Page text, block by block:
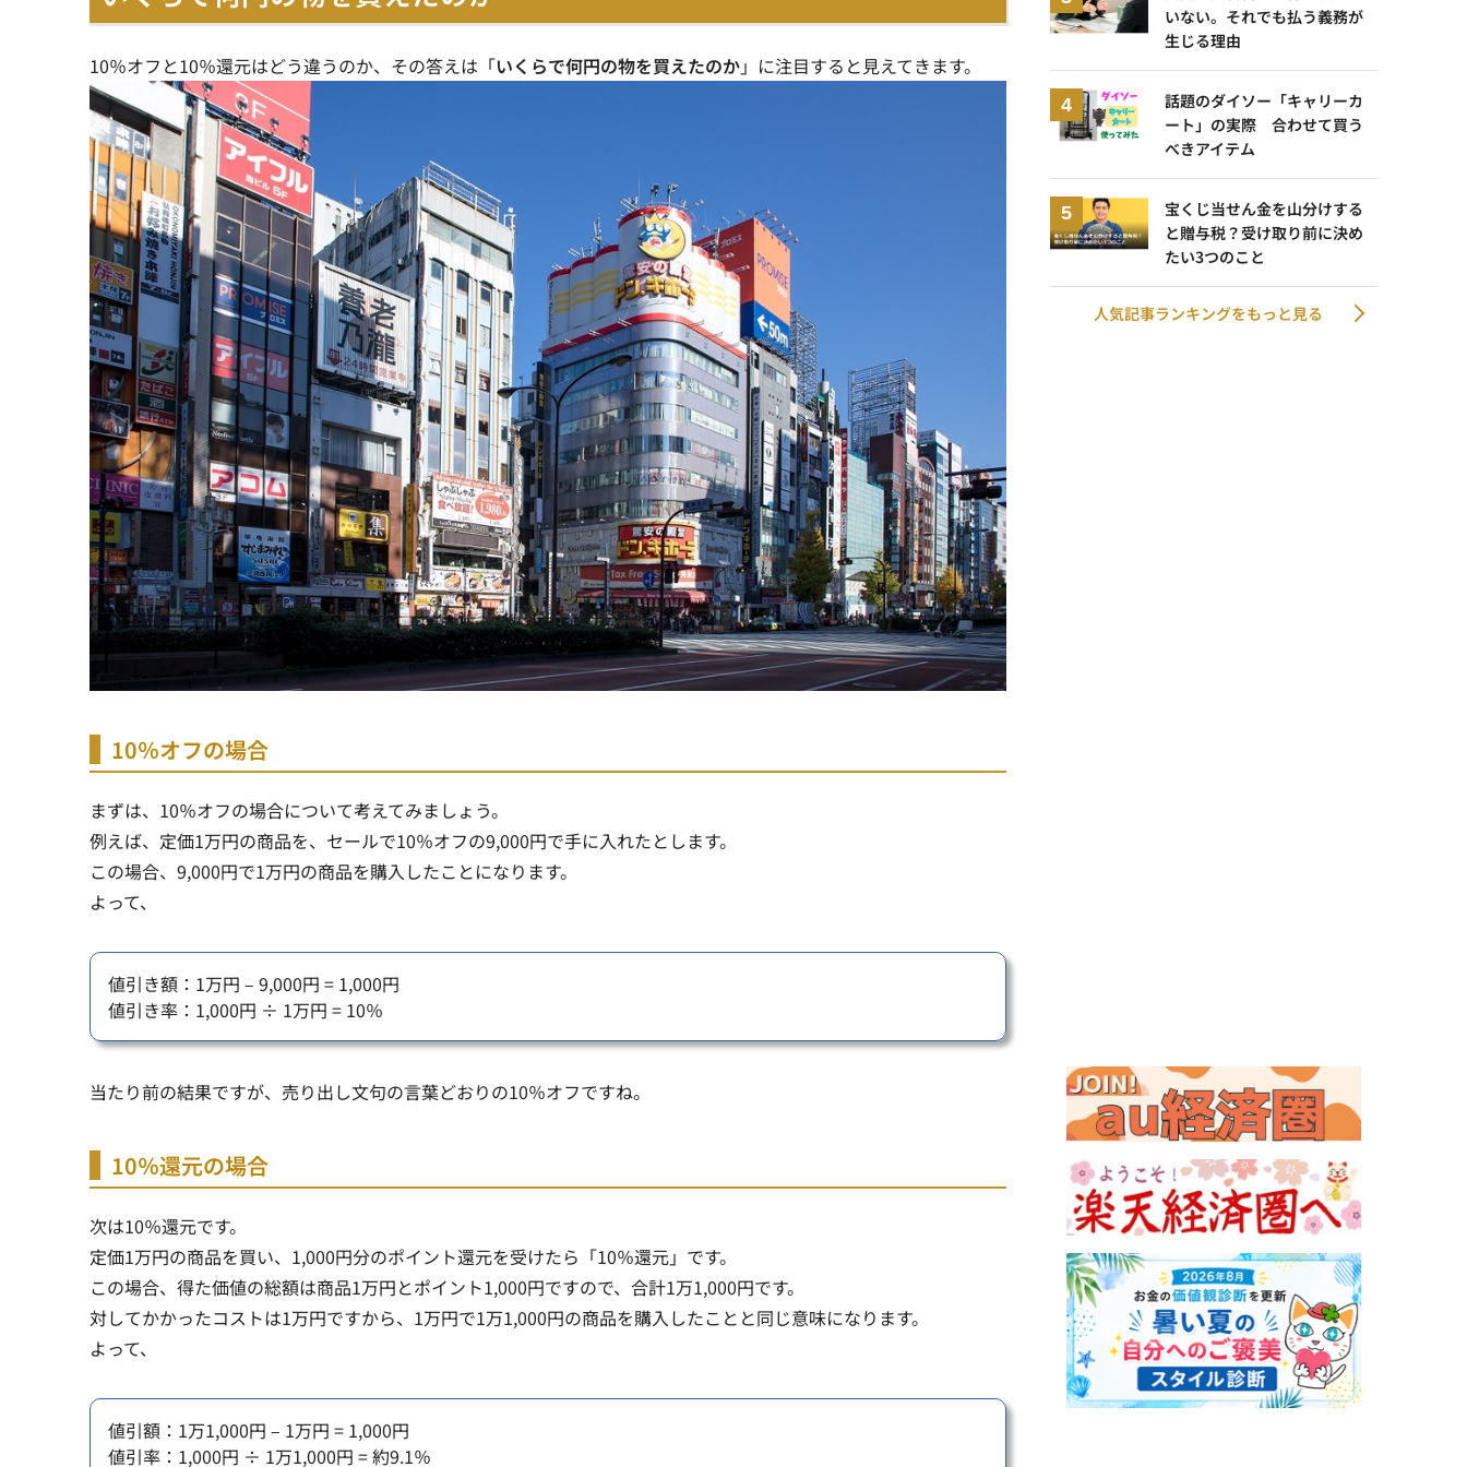
10％オフと10％還元はどう違うのか、その答えは「いくらで何円の物を買えたのか」に注目すると見えてきます。
10％オフの場合
まずは、10％オフの場合について考えてみましょう。
例えば、定価1万円の商品を、セールで10％オフの9,000円で手に入れたとします。
この場合、9,000円で1万円の商品を購入したことになります。
よって、
値引き額：1万円 – 9,000円 = 1,000円
値引き率：1,000円 ÷ 1万円 = 10％
当たり前の結果ですが、売り出し文句の言葉どおりの10％オフですね。
10％還元の場合
次は10％還元です。
定価1万円の商品を買い、1,000円分のポイント還元を受けたら「10％還元」です。
この場合、得た価値の総額は商品1万円とポイント1,000円ですので、合計1万1,000円です。
対してかかったコストは1万円ですから、1万円で1万1,000円の商品を購入したことと同じ意味になります。
よって、
値引額：1万1,000円 – 1万円 = 1,000円
値引率：1,000円 ÷ 1万1,000円 = 約9.1％
いない。それでも払う義務が
生じる理由
話題のダイソー「キャリーカ
ート」の実際 合わせて買う
べきアイテム
宝くじ当せん金を山分けする
と贈与税？受け取り前に決め
たい3つのこと
人気記事ランキングをもっと見る